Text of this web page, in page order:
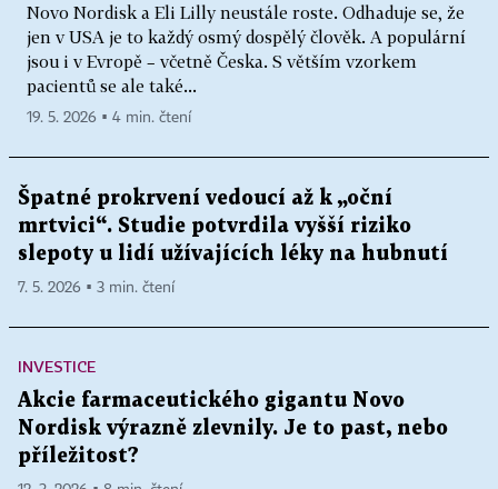
Novo Nordisk a Eli Lilly neustále roste. Odhaduje se, že
jen v USA je to každý osmý dospělý člověk. A populární
jsou i v Evropě – včetně Česka. S větším vzorkem
pacientů se ale také...
19. 5. 2026 ▪ 4 min. čtení
Špatné prokrvení vedoucí až k „oční
mrtvici“. Studie potvrdila vyšší riziko
slepoty u lidí užívajících léky na hubnutí
7. 5. 2026 ▪ 3 min. čtení
INVESTICE
Akcie farmaceutického gigantu Novo
Nordisk výrazně zlevnily. Je to past, nebo
příležitost?